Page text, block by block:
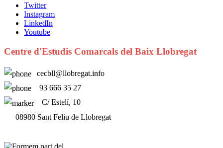
Twitter
Instagram
LinkedIn
Youtube
Centre d'Estudis Comarcals del Baix Llobregat
cecbll@llobregat.info
93 666 35 27
C/ Estelí, 10
08980 Sant Feliu de Llobregat